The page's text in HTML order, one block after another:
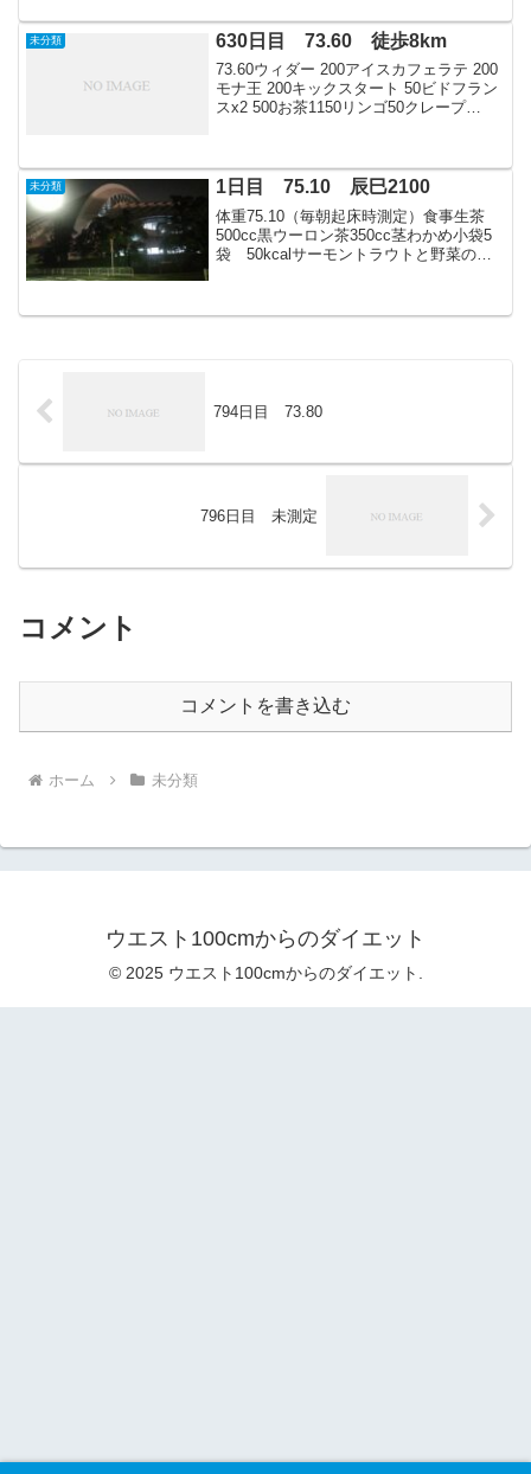
200うまい棒100900オニギリ20...
未分類 630日目 73.60 徒歩8km
73.60ウィダー 200アイスカフェラテ 200
モナ王 200キックスタート 50ビドフラン
スx2 500お茶1150リンゴ50クレープ
未分類 1日目 75.10 辰巳2100
体重75.10（毎朝起床時測定）食事生茶
500cc黒ウーロン茶350cc茎わかめ小袋5
袋 50kcalサーモントラウトと野菜の彩
794日目 73.80
796日目 未測定
コメント
コメントを書き込む
ホーム 未分類
ウエスト100cmからのダイエット
© 2025 ウエスト100cmからのダイエット.